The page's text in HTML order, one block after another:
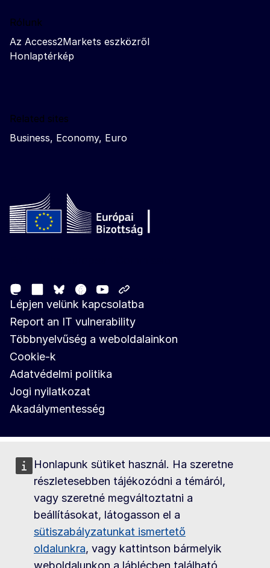
Honlapunk sütiket használ. Ha szeretne
részletesebben tájékozódni a témáról,
vagy szeretné megváltoztatni a
beállításokat, látogasson el a
sütiszabályzatunkat ismertető
oldalunkra, vagy kattintson bármelyik
weboldalunkon a láblécben található
Rólunk
Az Access2Markets eszközről
Honlaptérkép
Related sites
Business, Economy, Euro
MastodonLinkedIn
Bluesky
Facebook
Youtube
Lépjen velünk kapcsolatba
Report an IT vulnerability
Többnyelvűség a weboldalainkon
Cookie-k
Adatvédelmi politika
Jogi nyilatkozat
Akadálymentesség